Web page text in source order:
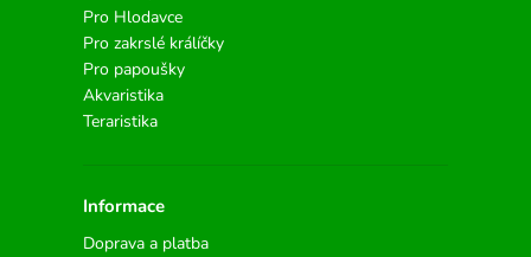
Pro Hlodavce
Pro zakrslé králíčky
Pro papoušky
Akvaristika
Teraristika
Informace
Doprava a platba